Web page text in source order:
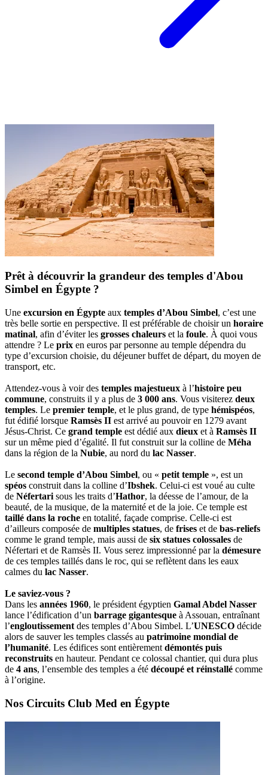
Prêt à découvrir la grandeur des temples d'Abou
Simbel en Égypte ?
Une excursion en Égypte aux temples d’Abou Simbel, c’est une
très belle sortie en perspective. Il est préférable de choisir un horaire
matinal, afin d’éviter les grosses chaleurs et la foule. À quoi vous
attendre ? Le prix en euros par personne au temple dépendra du
type d’excursion choisie, du déjeuner buffet de départ, du moyen de
transport, etc.
Attendez-vous à voir des temples majestueux à l’histoire peu
commune, construits il y a plus de 3 000 ans. Vous visiterez deux
temples. Le premier temple, et le plus grand, de type hémispéos,
fut édifié lorsque Ramsès II est arrivé au pouvoir en 1279 avant
Jésus-Christ. Ce grand temple est dédié aux dieux et à Ramsès II
sur un même pied d’égalité. Il fut construit sur la colline de Méha
dans la région de la Nubie, au nord du lac Nasser.
Le second temple d’Abou Simbel, ou « petit temple », est un
spéos construit dans la colline d’Ibshek. Celui-ci est voué au culte
de Néfertari sous les traits d’Hathor, la déesse de l’amour, de la
beauté, de la musique, de la maternité et de la joie. Ce temple est
taillé dans la roche en totalité, façade comprise. Celle-ci est
d’ailleurs composée de multiples statues, de frises et de bas-reliefs
comme le grand temple, mais aussi de six statues colossales de
Néfertari et de Ramsès II. Vous serez impressionné par la démesure
de ces temples taillés dans le roc, qui se reflètent dans les eaux
calmes du lac Nasser.
Le saviez-vous ?
Dans les années 1960, le président égyptien Gamal Abdel Nasser
lance l’édification d’un barrage gigantesque à Assouan, entraînant
l’engloutissement des temples d’Abou Simbel. L’UNESCO décide
alors de sauver les temples classés au patrimoine mondial de
l’humanité. Les édifices sont entièrement démontés puis
reconstruits en hauteur. Pendant ce colossal chantier, qui dura plus
de 4 ans, l’ensemble des temples a été découpé et réinstallé comme
à l’origine.
Nos Circuits Club Med en Égypte